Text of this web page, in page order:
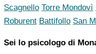
Scagnello Torre Mondovì
Roburent Battifollo San
Sei lo psicologo di